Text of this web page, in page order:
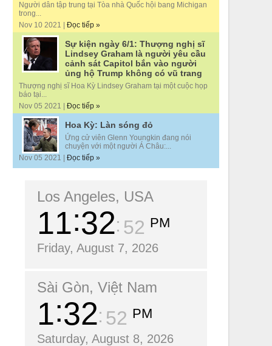
Người dân tập trung tại Tòa nhà Quốc hội bang Michigan
trong...
Nov 10 2021 | Đọc tiếp »
Sự kiện ngày 6/1: Thượng nghị sĩ
Lindsey Graham là người yêu cầu
cảnh sát Capitol bắn vào người
ủng hộ Trump không có vũ trang
Thượng nghị sĩ Hoa Kỳ Lindsey Graham tại một cuộc họp
báo tại...
Nov 05 2021 | Đọc tiếp »
Hoa Kỳ: Làn sóng đỏ
Ứng cử viên Glenn Youngkin đang nói
chuyện với một người Á Châu:...
Nov 05 2021 | Đọc tiếp »
Los Angeles, USA
11 32 53 PM
Friday, August 7, 2026
Sài Gòn, Việt Nam
1 32 53 PM
Saturday, August 8, 2026